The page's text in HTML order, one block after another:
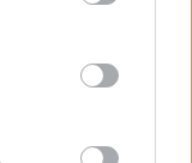
party tags to
in below Google